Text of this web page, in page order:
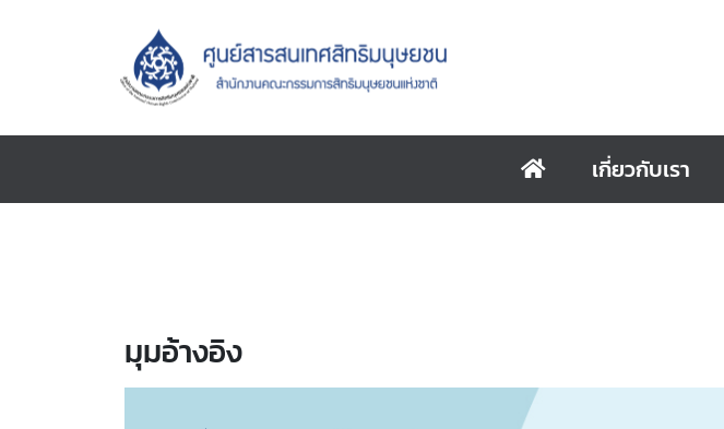
เกี่ยวกับเรา
มุมอ้างอิง